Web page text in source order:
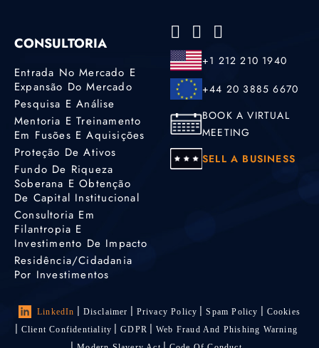
CONSULTORIA
Entrada No Mercado E
Expansão Do Mercado
Pesquisa E Análise
Mentoria E Treinamento
Em Fusões E Aquisições
Proteção De Ativos
Fundo De Riqueza
Soberana E Obtenção
De Capital Institucional
Consultoria Em
Filantropia E
Investimento De Impacto
Residência/cidadania
Por Investimentos
+1 212 210 1940
+44 20 3885 6670
BOOK A VIRTUAL
MEETING
SELL A BUSINESS
LinkedIn Disclaimer Privacy Policy Spam Policy
Cookies
Client Confidentiality
GDPR
Web Fraud And Phishing Warning